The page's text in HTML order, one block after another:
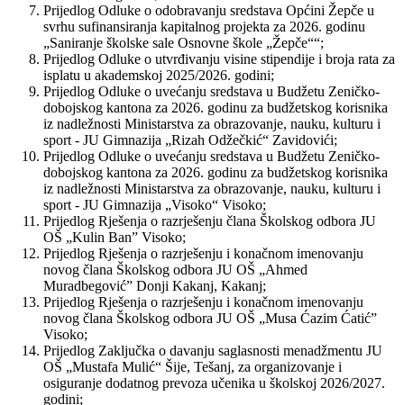
Prijedlog Odluke o odobravanju sredstava Općini Žepče u
svrhu sufinansiranja kapitalnog projekta za 2026. godinu
„Saniranje školske sale Osnovne škole „Žepče““;
Prijedlog Odluke o utvrđivanju visine stipendije i broja rata za
isplatu u akademskoj 2025/2026. godini;
Prijedlog Odluke o uvećanju sredstava u Budžetu Zeničko-
dobojskog kantona za 2026. godinu za budžetskog korisnika
iz nadležnosti Ministarstva za obrazovanje, nauku, kulturu i
sport - JU Gimnazija „Rizah Odžečkić“ Zavidovići;
Prijedlog Odluke o uvećanju sredstava u Budžetu Zeničko-
dobojskog kantona za 2026. godinu za budžetskog korisnika
iz nadležnosti Ministarstva za obrazovanje, nauku, kulturu i
sport - JU Gimnazija „Visoko“ Visoko;
Prijedlog Rješenja o razrješenju člana Školskog odbora JU
OŠ „Kulin Ban” Visoko;
Prijedlog Rješenja o razrješenju i konačnom imenovanju
novog člana Školskog odbora JU OŠ „Ahmed
Muradbegović” Donji Kakanj, Kakanj;
Prijedlog Rješenja o razrješenju i konačnom imenovanju
novog člana Školskog odbora JU OŠ „Musa Ćazim Ćatić”
Visoko;
Prijedlog Zaključka o davanju saglasnosti menadžmentu JU
OŠ „Mustafa Mulić“ Šije, Tešanj, za organizovanje i
osiguranje dodatnog prevoza učenika u školskoj 2026/2027.
godini;